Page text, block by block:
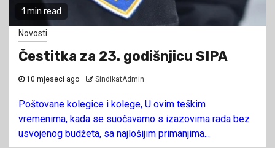
1 min read
Novosti
Čestitka za 23. godišnjicu SIPA
10 mjeseci ago SindikatAdmin
Poštovane kolegice i kolege, U ovim teškim
vremenima, kada se suočavamo s izazovima rada bez
usvojenog budžeta, sa najlošijim primanjima...